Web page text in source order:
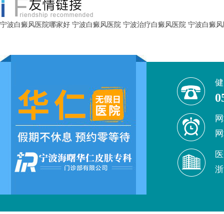
宁波白癜风医院哪家好 宁波白癜风医院 宁波治疗白癜风医院 宁波白癜